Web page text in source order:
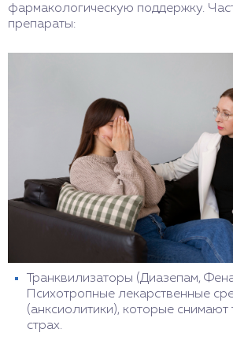
фармакологическую поддержку.
препараты:
Транквилизаторы (Диазепам,
Психотропные лекарственные
(анксиолитики), которые снимают
страх.